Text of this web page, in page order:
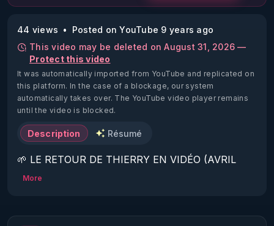
44 views
Posted on YouTube 9 years ago
This video may be deleted on August 31, 2026 —
Protect this video
It was automatically imported from YouTube and replicated on
this platform. In the case of a blockage, our system
automatically takes over. The YouTube video player remains
until the video is blocked.
Description Résumé
🌱 LE RETOUR DE THIERRY EN VIDÉO (AVRIL
2022)!
https://www.rgnr.fr/presentation.html
More